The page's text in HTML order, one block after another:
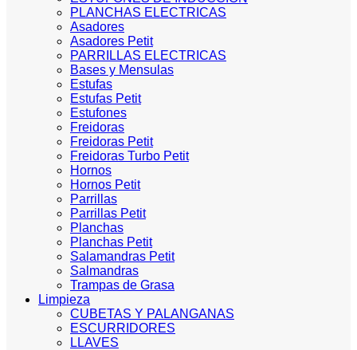
PLANCHAS ELECTRICAS
Asadores
Asadores Petit
PARRILLAS ELECTRICAS
Bases y Mensulas
Estufas
Estufas Petit
Estufones
Freidoras
Freidoras Petit
Freidoras Turbo Petit
Hornos
Hornos Petit
Parrillas
Parrillas Petit
Planchas
Planchas Petit
Salamandras Petit
Salmandras
Trampas de Grasa
Limpieza
CUBETAS Y PALANGANAS
ESCURRIDORES
LLAVES